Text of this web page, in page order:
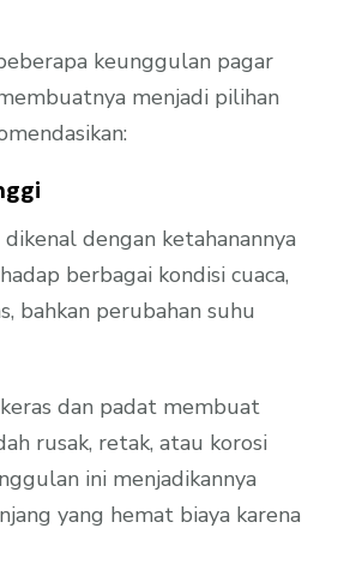
keunggulan pagar
menjadi pilihan
dengan ketahanannya
berbagai kondisi cuaca,
bahkan perubahan suhu
dan padat membuat
rusak, retak, atau korosi
ini menjadikannya
yang hemat biaya karena